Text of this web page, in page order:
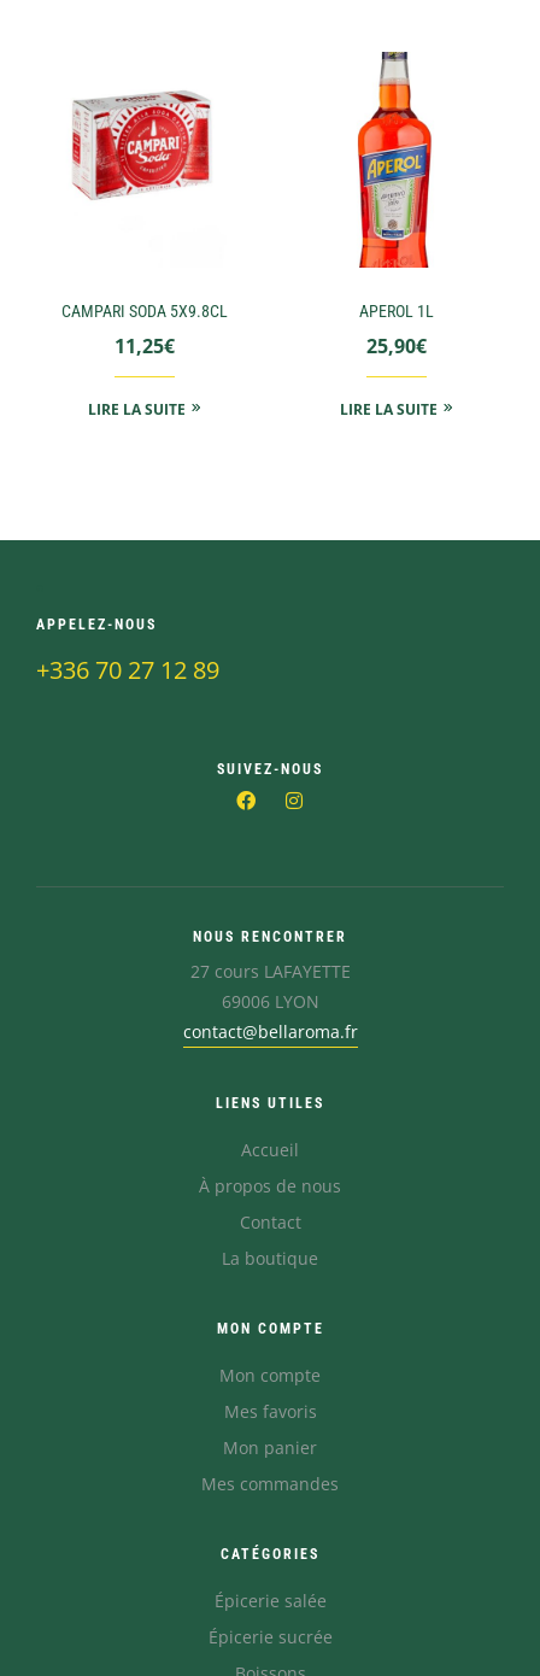
CAMPARI SODA 5X9.8CL
11,25€
LIRE LA SUITE
APEROL 1L
25,90€
LIRE LA SUITE
APPELEZ-NOUS
+336 70 27 12 89
SUIVEZ-NOUS
NOUS RENCONTRER
27 cours LAFAYETTE
69006 LYON
contact@bellaroma.fr
LIENS UTILES
Accueil
À propos de nous
Contact
La boutique
MON COMPTE
Mon compte
Mes favoris
Mon panier
Mes commandes
CATÉGORIES
Épicerie salée
Épicerie sucrée